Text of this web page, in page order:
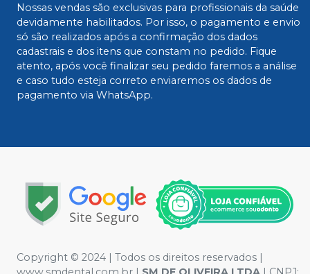
Nossas vendas são exclusivas para profissionais da saúde
devidamente habilitados. Por isso, o pagamento e envio
só são realizados após a confirmação dos dados
cadastrais e dos itens que constam no pedido. Fique
atento, após você finalizar seu pedido faremos a análise
e caso tudo esteja correto enviaremos os dados de
pagamento via WhatsApp.
Copyright © 2024 | Todos os direitos reservados |